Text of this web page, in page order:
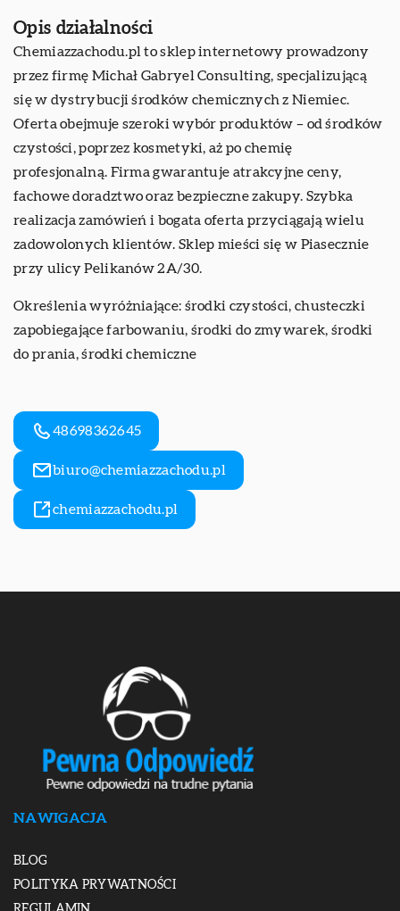
Opis działalności
Chemiazzachodu.pl to sklep internetowy prowadzony
przez firmę Michał Gabryel Consulting, specjalizującą
się w dystrybucji środków chemicznych z Niemiec.
Oferta obejmuje szeroki wybór produktów – od środków
czystości, poprzez kosmetyki, aż po chemię
profesjonalną. Firma gwarantuje atrakcyjne ceny,
fachowe doradztwo oraz bezpieczne zakupy. Szybka
realizacja zamówień i bogata oferta przyciągają wielu
zadowolonych klientów. Sklep mieści się w Piasecznie
przy ulicy Pelikanów 2A/30.
Określenia wyróżniające: środki czystości, chusteczki
zapobiegające farbowaniu, środki do zmywarek, środki
do prania, środki chemiczne
48698362645
biuro@chemiazzachodu.pl
chemiazzachodu.pl
NAWIGACJA
BLOG
POLITYKA PRYWATNOŚCI